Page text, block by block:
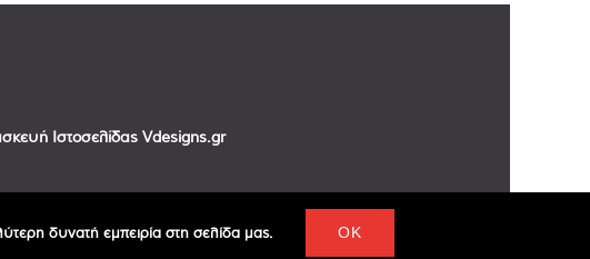
Ιστοσελίδας Vdesigns.gr
δυνατή εμπειρία στη σελίδα μας. OK